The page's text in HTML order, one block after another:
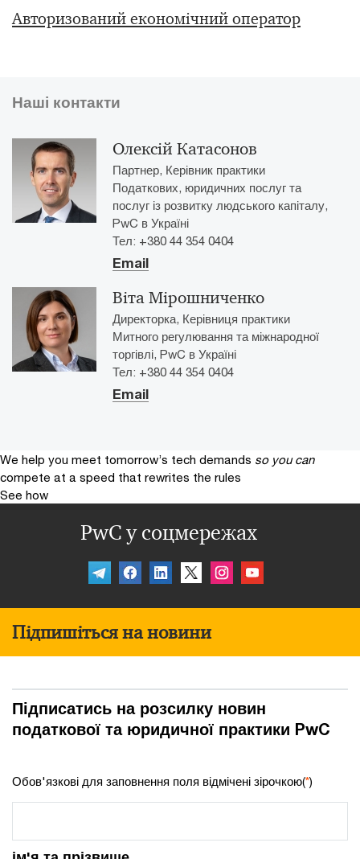
Авторизований економічний оператор
Наші контакти
Олексій Катасонов
Партнер, Керівник практики
Податкових, юридичних послуг та
послуг із розвитку людського капіталу,
PwC в Україні
Тел: +380 44 354 0404
Email
Віта Мірошниченко
Директорка, Керівниця практики
Митного регулювання та міжнародної
торгівлі, PwC в Україні
Тел: +380 44 354 0404
Email
We help you meet tomorrow’s tech demands so you can
compete at a speed that rewrites the rules
See how
PwC у соцмережах
Підпишіться на новини
Підписатись на розсилку новин
податкової та юридичної практики PwC
Обов'язкові для заповнення поля відмічені зірочкою(*)